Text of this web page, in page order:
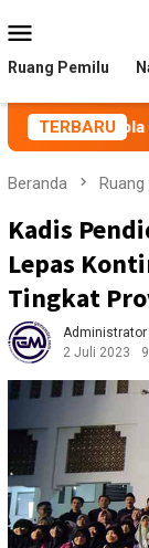
ke
kontenMobile
Ruang Pemilu
TERBARU
Karaoke
Beranda
Kadis
Lepas
Tingkat
Administrator
2 Juli 2023